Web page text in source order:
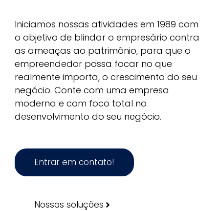
Iniciamos nossas atividades em 1989 com
o objetivo de blindar o empresário contra
as ameaças ao patrimônio, para que o
empreendedor possa focar no que
realmente importa, o crescimento do seu
negócio. Conte com uma empresa
moderna e com foco total no
desenvolvimento do seu negócio.
Entrar em contato!
Nossas soluções